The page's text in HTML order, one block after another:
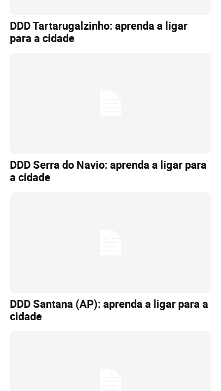
DDD Tartarugalzinho: aprenda a ligar
para a cidade
DDD Serra do Navio: aprenda a ligar para
a cidade
DDD Santana (AP): aprenda a ligar para a
cidade